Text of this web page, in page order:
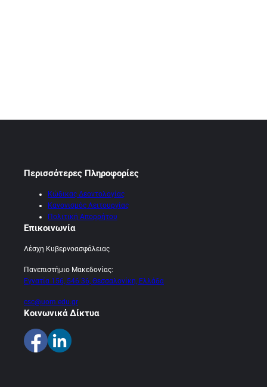
Περισσότερες Πληροφορίες
Κώδικας Δεοντολογίας
Κανονισμός Λειτουργίας
Πολιτική Απορρήτου
Επικοινωνία
Λέσχη Κυβερνοασφάλειας
Πανεπιστήμιο Μακεδονίας:
Εγνατία 156, 546 36, Θεσσαλονίκη, Ελλάδα
csc@uom.edu.gr
Κοινωνικά Δίκτυα